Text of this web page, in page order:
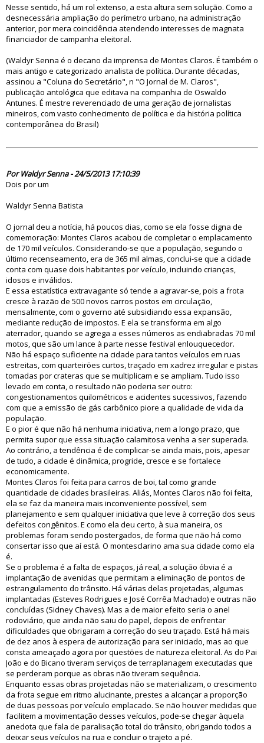
Nesse sentido, há um rol extenso, a esta altura sem solução. Como a
desnecessária ampliação do perímetro urbano, na administração
anterior, por mera coincidência atendendo interesses de magnata
financiador de campanha eleitoral.
(Waldyr Senna é o decano da imprensa de Montes Claros. É também o
mais antigo e categorizado analista de política. Durante décadas,
assinou a "Coluna do Secretário", n "O Jornal de M. Claros",
publicação antológica que editava na companhia de Oswaldo
Antunes. É mestre reverenciado de uma geração de jornalistas
mineiros, com vasto conhecimento de política e da história política
contemporânea do Brasil)
Por Waldyr Senna - 24/5/2013 17:10:39
Dois por um
Waldyr Senna Batista
O jornal deu a notícia, há poucos dias, como se ela fosse digna de
comemoração: Montes Claros acabou de completar o emplacamento
de 170 mil veículos. Considerando-se que a população, segundo o
último recenseamento, era de 365 mil almas, conclui-se que a cidade
conta com quase dois habitantes por veículo, incluindo crianças,
idosos e inválidos.
E essa estatística extravagante só tende a agravar-se, pois a frota
cresce à razão de 500 novos carros postos em circulação,
mensalmente, com o governo até subsidiando essa expansão,
mediante redução de impostos. E ela se transforma em algo
aterrador, quando se agrega a esses números as endiabradas 70 mil
motos, que são um lance à parte nesse festival enlouquecedor.
Não há espaço suficiente na cidade para tantos veículos em ruas
estreitas, com quarteirões curtos, traçado em xadrez irregular e pistas
tomadas por crateras que se multiplicam e se ampliam. Tudo isso
levado em conta, o resultado não poderia ser outro:
congestionamentos quilométricos e acidentes sucessivos, fazendo
com que a emissão de gás carbônico piore a qualidade de vida da
população.
E o pior é que não há nenhuma iniciativa, nem a longo prazo, que
permita supor que essa situação calamitosa venha a ser superada.
Ao contrário, a tendência é de complicar-se ainda mais, pois, apesar
de tudo, a cidade é dinâmica, progride, cresce e se fortalece
economicamente.
Montes Claros foi feita para carros de boi, tal como grande
quantidade de cidades brasileiras. Aliás, Montes Claros não foi feita,
ela se faz da maneira mais inconveniente possível, sem
planejamento e sem qualquer iniciativa que leve à correção dos seus
defeitos congênitos. E como ela deu certo, à sua maneira, os
problemas foram sendo postergados, de forma que não há como
consertar isso que aí está. O montesclarino ama sua cidade como ela
é.
Se o problema é a falta de espaços, já real, a solução óbvia é a
implantação de avenidas que permitam a eliminação de pontos de
estrangulamento do trânsito. Há várias delas projetadas, algumas
implantadas (Esteves Rodrigues e José Corrêa Machado) e outras não
concluídas (Sidney Chaves). Mas a de maior efeito seria o anel
rodoviário, que ainda não saiu do papel, depois de enfrentar
dificuldades que obrigaram a correção do seu traçado. Está há mais
de dez anos à espera de autorização para ser iniciado, mas ao que
consta ameaçado agora por questões de natureza eleitoral. As do Pai
João e do Bicano tiveram serviços de terraplanagem executadas que
se perderam porque as obras não tiveram sequência.
Enquanto essas obras projetadas não se materializam, o crescimento
da frota segue em ritmo alucinante, prestes a alcançar a proporção
de duas pessoas por veículo emplacado. Se não houver medidas que
facilitem a movimentação desses veículos, pode-se chegar àquela
anedota que fala de paralisação total do trânsito, obrigando todos a
deixar seus veículos na rua e concluir o trajeto a pé.